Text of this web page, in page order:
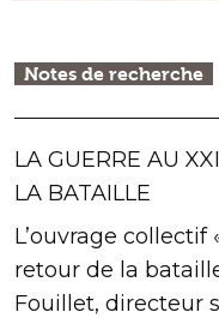
Notes de recherche
LA GUERRE AU
LA BATAILLE
L’ouvrage collectif
retour de la
Fouillet, directeur